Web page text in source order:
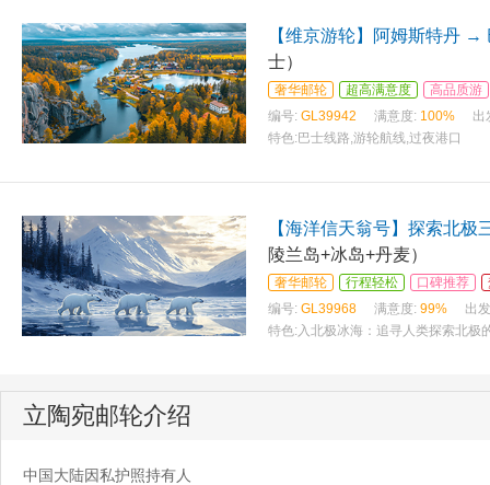
【维京游轮】阿姆斯特丹 →
士）
奢华邮轮 超高满意度
高品质游
编号: GL39942 满意度: 100%
出
特色: 巴士线路,游轮航线,过夜港口
【海洋信天翁号】探索北极
陵兰岛+冰岛+丹麦）
奢华邮轮 行程轻松 口碑推荐
编号: GL39968 满意度: 99%
出
特色: 入北极冰海：追寻人类探索北极
立陶宛邮轮介绍
中国大陆因私护照持有人